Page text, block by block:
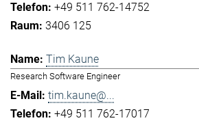
+49 511 762-14752
3406 125
Tim Kaune
Research Software Engineer
tim.kaune@...
+49 511 762-17017